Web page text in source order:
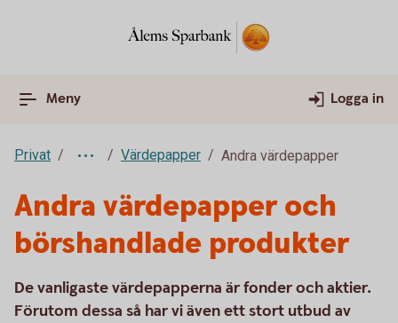
Meny Logga in
Privat Värdepapper Andra värdepapper
Andra värdepapper och
börshandlade produkter
De vanligaste värdepapperna är fonder och aktier.
Förutom dessa så har vi även ett stort utbud av